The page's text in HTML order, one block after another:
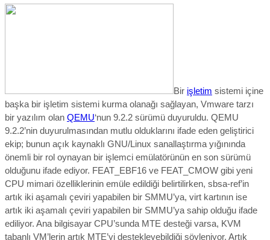
Bir işletim sistemi içine
başka bir işletim sistemi kurma olanağı sağlayan, Vmware tarzı
bir yazılım olan QEMU‘nun 9.2.2 sürümü duyuruldu. QEMU
9.2.2’nin duyurulmasından mutlu olduklarını ifade eden geliştirici
ekip; bunun açık kaynaklı GNU/Linux sanallaştırma yığınında
önemli bir rol oynayan bir işlemci emülatörünün en son sürümü
olduğunu ifade ediyor. FEAT_EBF16 ve FEAT_CMOW gibi yeni
CPU mimari özelliklerinin emüle edildiği belirtilirken, sbsa-ref’in
artık iki aşamalı çeviri yapabilen bir SMMU’ya, virt kartının ise
artık iki aşamalı çeviri yapabilen bir SMMU’ya sahip olduğu ifade
ediliyor. Ana bilgisayar CPU’sunda MTE desteği varsa, KVM
tabanlı VM’lerin artık MTE’yi destekleyebildiği söyleniyor. Artık